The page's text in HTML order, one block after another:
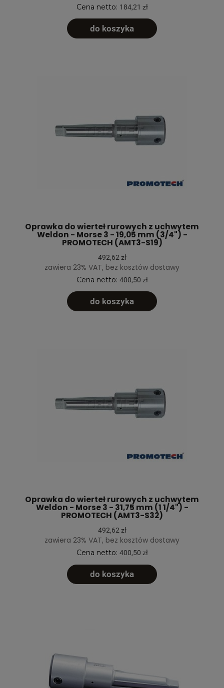
Cena netto: 184,21 zł
do koszyka
Oprawka do wierteł rurowych z uchwytem
Weldon - Morse 3 - 19,05 mm (3/4") -
PROMOTECH (AMT3-S19)
492,62 zł
zawiera 23% VAT, bez kosztów dostawy
Cena netto: 400,50 zł
do koszyka
Oprawka do wierteł rurowych z uchwytem
Weldon - Morse 3 - 31,75 mm (1 1/4") -
PROMOTECH (AMT3-S32)
492,62 zł
zawiera 23% VAT, bez kosztów dostawy
Cena netto: 400,50 zł
do koszyka